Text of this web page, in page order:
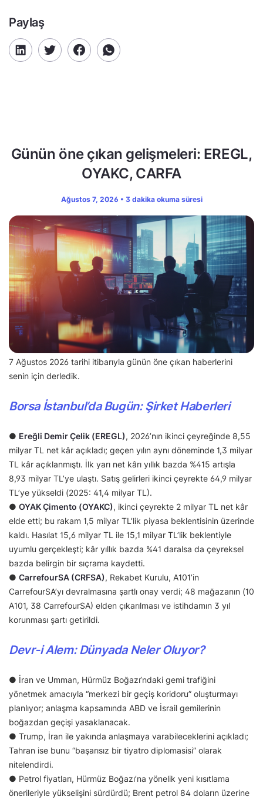
Paylaş
Günün öne çıkan gelişmeleri: EREGL,
OYAKC, CARFA
Ağustos 7, 2026 • 3 dakika okuma süresi
7 Ağustos 2026 tarihi itibarıyla günün öne çıkan haberlerini
senin için derledik.
Borsa İstanbul’da Bugün: Şirket Haberleri
● Ereğli Demir Çelik (EREGL), 2026’nın ikinci çeyreğinde 8,55
milyar TL net kâr açıkladı; geçen yılın aynı döneminde 1,3 milyar
TL kâr açıklanmıştı. İlk yarı net kârı yıllık bazda %415 artışla
8,93 milyar TL’ye ulaştı. Satış gelirleri ikinci çeyrekte 64,9 milyar
TL’ye yükseldi (2025: 41,4 milyar TL).
● OYAK Çimento (OYAKC), ikinci çeyrekte 2 milyar TL net kâr
elde etti; bu rakam 1,5 milyar TL’lik piyasa beklentisinin üzerinde
kaldı. Hasılat 15,6 milyar TL ile 15,1 milyar TL’lik beklentiyle
uyumlu gerçekleşti; kâr yıllık bazda %41 daralsa da çeyreksel
bazda belirgin bir sıçrama kaydetti.
● CarrefourSA (CRFSA), Rekabet Kurulu, A101’in
CarrefourSA’yı devralmasına şartlı onay verdi; 48 mağazanın (10
A101, 38 CarrefourSA) elden çıkarılması ve istihdamın 3 yıl
korunması şartı getirildi.
Devr-i Alem: Dünyada Neler Oluyor?
● İran ve Umman, Hürmüz Boğazı’ndaki gemi trafiğini
yönetmek amacıyla “merkezi bir geçiş koridoru” oluşturmayı
planlıyor; anlaşma kapsamında ABD ve İsrail gemilerinin
boğazdan geçişi yasaklanacak.
● Trump, İran ile yakında anlaşmaya varabileceklerini açıkladı;
Tahran ise bunu “başarısız bir tiyatro diplomasisi” olarak
nitelendirdi.
● Petrol fiyatları, Hürmüz Boğazı’na yönelik yeni kısıtlama
önerileriyle yükselişini sürdürdü; Brent petrol 84 doların üzerine